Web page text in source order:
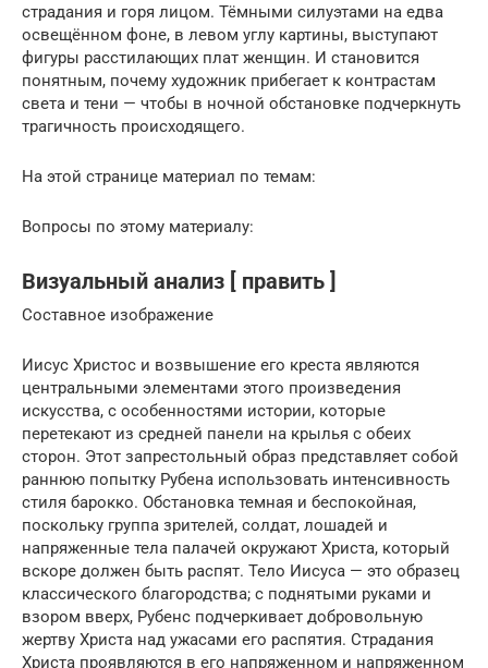
страдания и горя лицом. Тём­ными силуэтами на едва
освещённом фоне, в левом углу картины, выступают
фигуры расстилающих плат женщин. И становится
понятным, почему худож­ник прибегает к контрастам
света и тени — чтобы в ночной обстановке подчеркнуть
трагичность проис­ходящего.
На этой странице материал по темам:
Вопросы по этому материалу:
Визуальный анализ [ править ]
Составное изображение
Иисус Христос и возвышение его креста являются
центральными элементами этого произведения
искусства, с особенностями истории, которые
перетекают из средней панели на крылья с обеих
сторон. Этот запрестольный образ представляет собой
раннюю попытку Рубена использовать интенсивность
стиля барокко. Обстановка темная и беспокойная,
поскольку группа зрителей, солдат, лошадей и
напряженные тела палачей окружают Христа, который
вскоре должен быть распят. Тело Иисуса — это образец
классического благородства; с поднятыми руками и
взором вверх, Рубенс подчеркивает добровольную
жертву Христа над ужасами его распятия. Страдания
Христа проявляются в его напряженном и напряженном